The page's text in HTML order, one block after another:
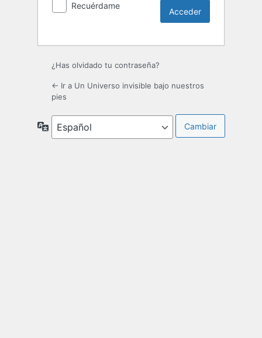
Recuérdame
¿Has olvidado tu contraseña?
← Ir a Un Universo invisible bajo nuestros
pies
Idioma